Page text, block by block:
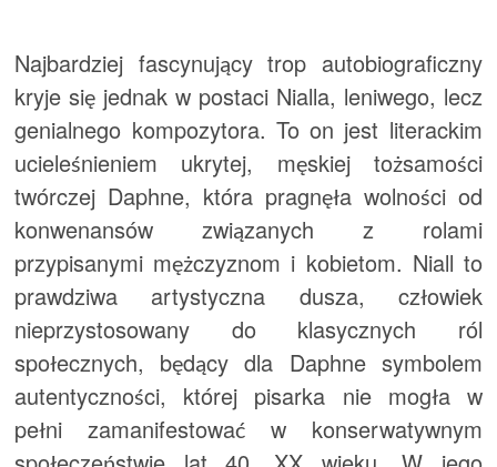
Najbardziej fascynujący trop autobiograficzny
kryje się jednak w postaci Nialla, leniwego, lecz
genialnego kompozytora. To on jest literackim
ucieleśnieniem ukrytej, męskiej tożsamości
twórczej Daphne, która pragnęła wolności od
konwenansów związanych z rolami
przypisanymi mężczyznom i kobietom. Niall to
prawdziwa artystyczna dusza, człowiek
nieprzystosowany do klasycznych ról
społecznych, będący dla Daphne symbolem
autentyczności, której pisarka nie mogła w
pełni zamanifestować w konserwatywnym